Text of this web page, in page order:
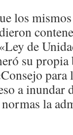
los
de
su
a inundar
la